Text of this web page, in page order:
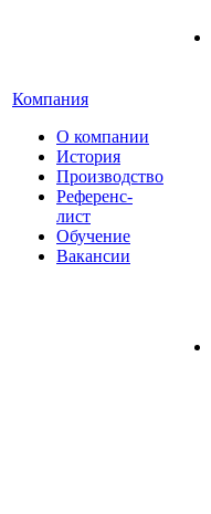
Компания
О компании
История
Производство
Референс-
лист
Обучение
Вакансии